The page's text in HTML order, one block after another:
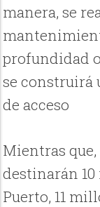
manera, se
profundidad
se construirá
de acceso
Mientras
destinarán
Puerto, 11